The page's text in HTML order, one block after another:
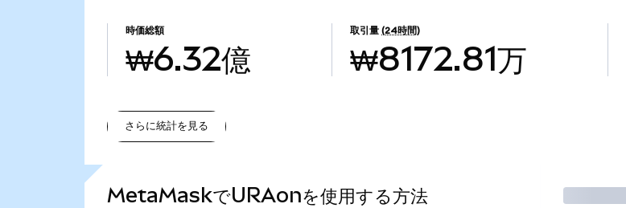
時価総額
₩6.32億
取引量 (24時間)
₩8172.81万
さらに統計を見る
MetaMaskでURAonを使用する方法 取引